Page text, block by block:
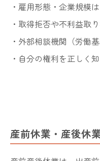
・雇用形態・企業規模
・取得拒否や不利益取
・外部相談機関（労働
・自分の権利を正しく
産前休業・産後休